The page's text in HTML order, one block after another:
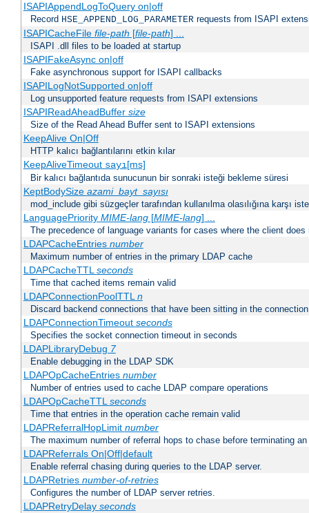
ISAPIAppendLogToQuery on|off
Record HSE_APPEND_LOG_PARAMETER requests from ISAPI
ISAPICacheFile file-path [file-path] ...
ISAPI .dll files to be loaded at startup
ISAPIFakeAsync on|off
Fake asynchronous support for ISAPI callbacks
ISAPILogNotSupported on|off
Log unsupported feature requests from ISAPI extensions
ISAPIReadAheadBuffer size
Size of the Read Ahead Buffer sent to ISAPI extensions
KeepAlive On|Off
HTTP kalıcı bağlantılarını etkin kılar
KeepAliveTimeout sayı[ms]
Bir kalıcı bağlantıda sunucunun bir sonraki isteği bekleme süresi
KeptBodySize azami_bayt_sayısı
mod_include gibi süzgeçler tarafından kullanılma olasılığına karşı
LanguagePriority MIME-lang[MIME-lang] ...
The precedence of language variants for cases where the client
LDAPCacheEntries number
Maximum number of entries in the primary LDAP cache
LDAPCacheTTLseconds
Time that cached items remain valid
LDAPConnectionPoolTTLn
Discard backend connections that have been sitting in the
LDAPConnectionTimeout seconds
Specifies the socket connection timeout in seconds
LDAPLibraryDebug 7
Enable debugging in the LDAP SDK
LDAPOpCacheEntries number
Number of entries used to cache LDAP compare operations
LDAPOpCacheTTLseconds
Time that entries in the operation cache remain valid
LDAPReferralHopLimit number
The maximum number of referral hops to chase before terminating
LDAPReferrals On|Off|default
Enable referral chasing during queries to the LDAP server.
LDAPRetries number-of-retries
Configures the number of LDAP server retries.
LDAPRetryDelay seconds